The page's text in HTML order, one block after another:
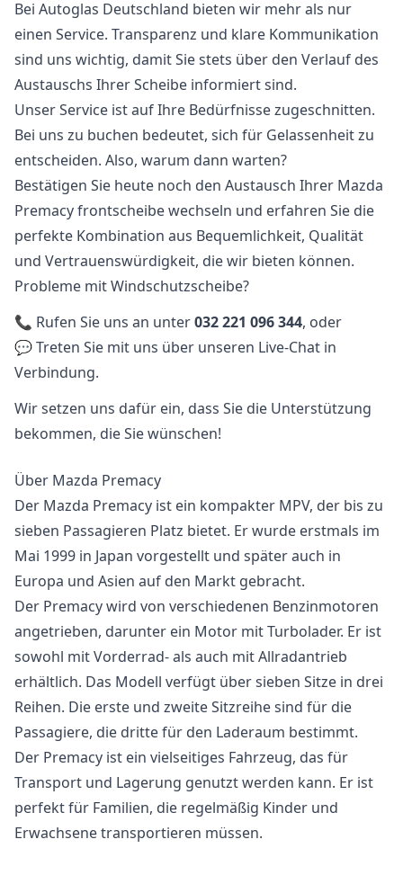
Bei Autoglas Deutschland bieten wir mehr als nur
einen Service. Transparenz und klare Kommunikation
sind uns wichtig, damit Sie stets über den Verlauf des
Austauschs Ihrer Scheibe informiert sind.
Unser Service ist auf Ihre Bedürfnisse zugeschnitten.
Bei uns zu buchen bedeutet, sich für Gelassenheit zu
entscheiden. Also, warum dann warten?
Bestätigen Sie heute noch den Austausch Ihrer Mazda
Premacy frontscheibe wechseln und erfahren Sie die
perfekte Kombination aus Bequemlichkeit, Qualität
und Vertrauenswürdigkeit, die wir bieten können.
Probleme mit Windschutzscheibe?
📞 Rufen Sie uns an unter032 221 096 344, oder
💬 Treten Sie mit uns über unseren Live-Chat in
Verbindung.
Wir setzen uns dafür ein, dass Sie die Unterstützung
bekommen, die Sie wünschen!
Über Mazda Premacy
Der Mazda Premacy ist ein kompakter MPV, der bis zu
sieben Passagieren Platz bietet. Er wurde erstmals im
Mai 1999 in Japan vorgestellt und später auch in
Europa und Asien auf den Markt gebracht.
Der Premacy wird von verschiedenen Benzinmotoren
angetrieben, darunter ein Motor mit Turbolader. Er ist
sowohl mit Vorderrad- als auch mit Allradantrieb
erhältlich. Das Modell verfügt über sieben Sitze in drei
Reihen. Die erste und zweite Sitzreihe sind für die
Passagiere, die dritte für den Laderaum bestimmt.
Der Premacy ist ein vielseitiges Fahrzeug, das für
Transport und Lagerung genutzt werden kann. Er ist
perfekt für Familien, die regelmäßig Kinder und
Erwachsene transportieren müssen.